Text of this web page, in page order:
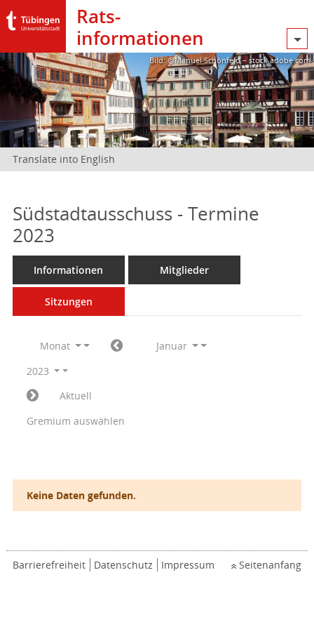
Rats­
informationen
Bild: @Manuel Schönfeld – stock.adobe.com
Translate into English
Südstadtausschuss - Termine
2023
Informationen Mitglieder
Sitzungen
Monat
Januar
2023
Aktuell
Gremium auswählen
Keine Daten gefunden.
Barrierefreiheit Datenschutz Impressum Seitenanfang